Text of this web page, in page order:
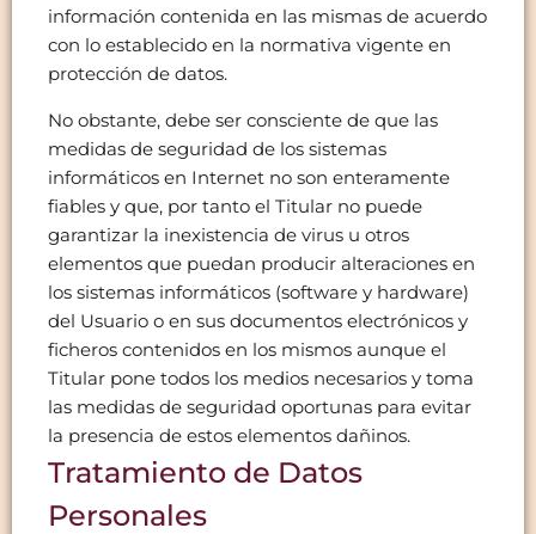
información contenida en las mismas de acuerdo
con lo establecido en la normativa vigente en
protección de datos.
No obstante, debe ser consciente de que las
medidas de seguridad de los sistemas
informáticos en Internet no son enteramente
fiables y que, por tanto el Titular no puede
garantizar la inexistencia de virus u otros
elementos que puedan producir alteraciones en
los sistemas informáticos (software y hardware)
del Usuario o en sus documentos electrónicos y
ficheros contenidos en los mismos aunque el
Titular pone todos los medios necesarios y toma
las medidas de seguridad oportunas para evitar
la presencia de estos elementos dañinos.
Tratamiento de Datos
Personales